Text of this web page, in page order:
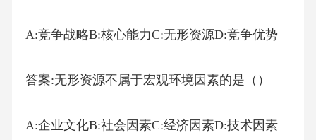
A:竞争战略B:核心能力C:无形资源D:竞争优势
答案:无形资源不属于宏观环境因素的是（）
A:企业文化B:社会因素C:经济因素D:技术因素